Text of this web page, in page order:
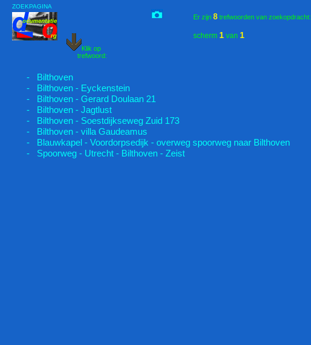
Klik op
trefwoord:
ZOEKPAGINA
- Bilthoven
- Bilthoven - Eyckenstein
- Bilthoven - Gerard Doulaan 21
- Bilthoven - Jagtlust
- Bilthoven - Soestdijkseweg Zuid 173
- Bilthoven - villa Gaudeamus
- Blauwkapel - Voordorpsedijk - overweg spoorweg naar Bilthoven
- Spoorweg - Utrecht - Bilthoven - Zeist
Er zijn 8 trefwoorden van zoekopdracht:
scherm 1 van 1